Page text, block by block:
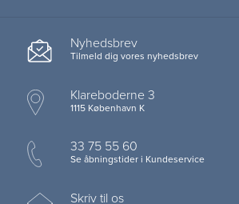
Nyhedsbrev
Tilmeld dig vores nyhedsbrev
Klareboderne 3
1115 København K
33 75 55 60
Se åbningstider i Kundeservice
Skriv til os